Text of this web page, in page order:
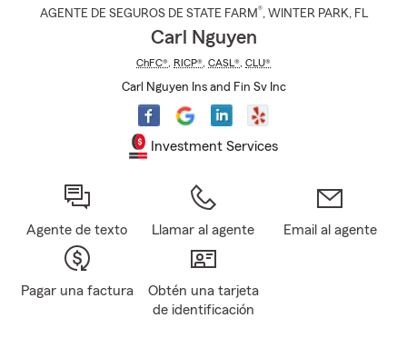
AGENTE DE SEGUROS DE STATE FARM®, WINTER PARK, FL
Carl Nguyen
ChFC® RICP® CASL® CLU®
Carl Nguyen Ins and Fin Sv Inc
Investment Services
Agente de texto Llamar al agente Email al agente
Pagar una factura
Obtén una tarjeta
de identificación